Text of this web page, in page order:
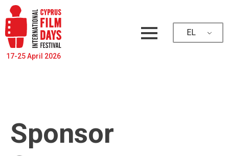
17-25 April 2026
EL
Sponsor